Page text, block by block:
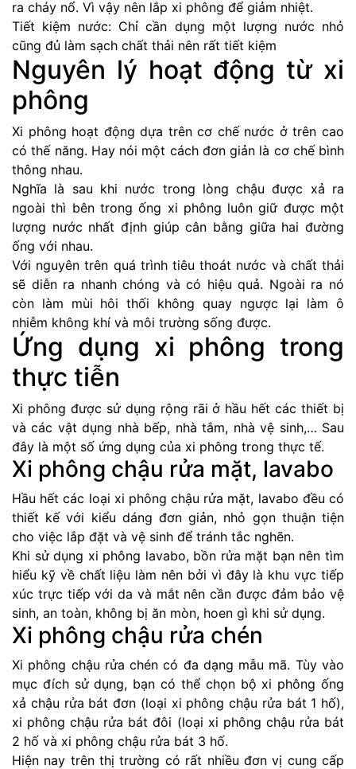
ra cháy nổ. Vì vậy nên lắp xi phông để giảm nhiệt.
Tiết kiệm nước: Chỉ cần dụng một lượng nước nhỏ
cũng đủ làm sạch chất thải nên rất tiết kiệm
Nguyên lý hoạt động từ xi
phông
Xi phông hoạt động dựa trên cơ chế nước ở trên cao
có thế năng. Hay nói một cách đơn giản là cơ chế bình
thông nhau.
Nghĩa là sau khi nước trong lòng chậu được xả ra
ngoài thì bên trong ống xi phông luôn giữ được một
lượng nước nhất định giúp cân bằng giữa hai đường
ống với nhau.
Với nguyên trên quá trình tiêu thoát nước và chất thải
sẽ diễn ra nhanh chóng và có hiệu quả. Ngoài ra nó
còn làm mùi hôi thối không quay ngược lại làm ô
nhiễm không khí và môi trường sống được.
Ứng dụng xi phông trong
thực tiễn
Xi phông được sử dụng rộng rãi ở hầu hết các thiết bị
và các vật dụng nhà bếp, nhà tắm, nhà vệ sinh,… Sau
đây là một số ứng dụng của xi phông trong thực tế.
Xi phông chậu rửa mặt, lavabo
Hầu hết các loại xi phông chậu rửa mặt, lavabo đều có
thiết kế với kiểu dáng đơn giản, nhỏ gọn thuận tiện
cho việc lắp đặt và vệ sinh để tránh tắc nghẽn.
Khi sử dụng xi phông lavabo, bồn rửa mặt bạn nên tìm
hiểu kỹ về chất liệu làm nên bởi vì đây là khu vực tiếp
xúc trực tiếp với da và mắt nên cần được đảm bảo vệ
sinh, an toàn, không bị ăn mòn, hoen gì khi sử dụng.
Xi phông chậu rửa chén
Xi phông chậu rửa chén có đa dạng mẫu mã. Tùy vào
mục đích sử dụng, bạn có thể chọn bộ xi phông ống
xả chậu rửa bát đơn (loại xi phông chậu rửa bát 1 hố),
xi phông chậu rửa bát đôi (loại xi phông chậu rửa bát
2 hố và xi phông chậu rửa bát 3 hố.
Hiện nay trên thị trường có rất nhiều đơn vị cung cấp